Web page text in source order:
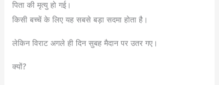
पिता की मृत्यु हो गई।
किसी बच्चें के लिए यह सबसे बड़ा सदमा होता है।
लेकिन विराट अगले ही दिन सुबह मैदान पर उतर गए।
क्यों?